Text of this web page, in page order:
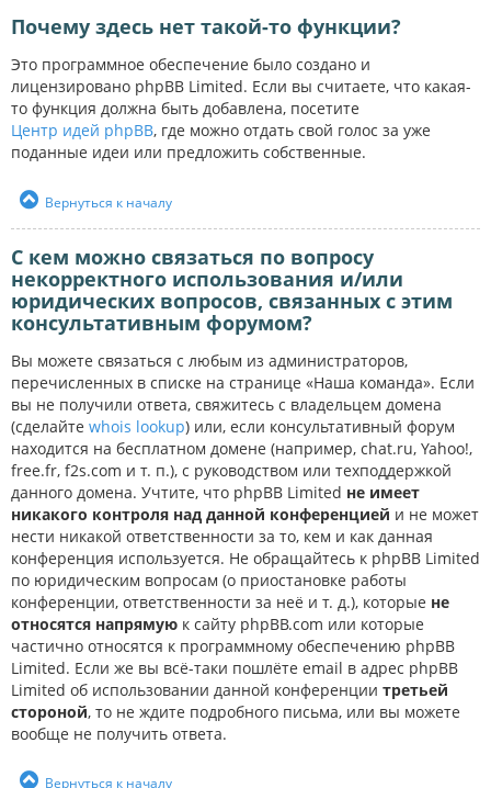
Почему здесь нет такой-то функции?
Это программное обеспечение было создано и
лицензировано phpBB Limited. Если вы считаете, что какая-
то функция должна быть добавлена, посетите
Центр идей phpBB, где можно отдать свой голос за уже
поданные идеи или предложить собственные.
Вернуться к началу
С кем можно связаться по вопросу
некорректного использования и/или
юридических вопросов, связанных с этим
консультативным форумом?
Вы можете связаться с любым из администраторов,
перечисленных в списке на странице «Наша команда». Если
вы не получили ответа, свяжитесь с владельцем домена
(сделайте whois lookup) или, если консультативный форум
находится на бесплатном домене (например, chat.ru, Yahoo!,
free.fr, f2s.com и т. п.), с руководством или техподдержкой
данного домена. Учтите, что phpBB Limited не имеет
никакого контроля над данной конференцией и не может
нести никакой ответственности за то, кем и как данная
конференция используется. Не обращайтесь к phpBB Limited
по юридическим вопросам (о приостановке работы
конференции, ответственности за неё и т. д.), которые не
относятся напрямую к сайту phpBB.com или которые
частично относятся к программному обеспечению phpBB
Limited. Если же вы всё-таки пошлёте email в адрес phpBB
Limited об использовании данной конференции третьей
стороной, то не ждите подробного письма, или вы можете
вообще не получить ответа.
Вернуться к началу